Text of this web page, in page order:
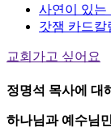
사연이 있는
갓잼 카드칼
교회가고 싶어요
정명석 목사에 대
하나님과 예수님